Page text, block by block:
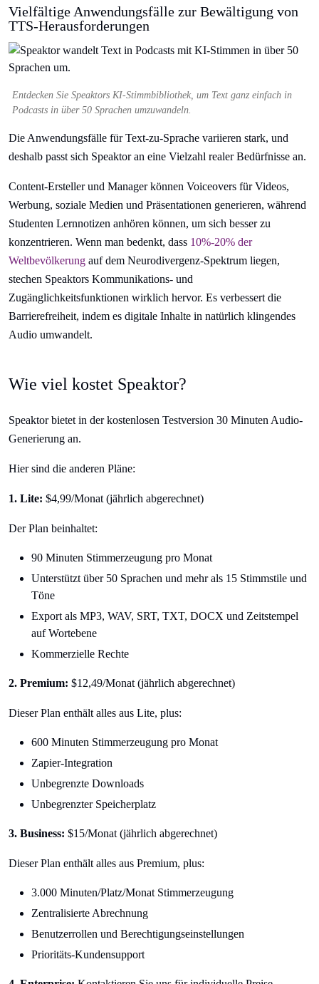
Vielfältige Anwendungsfälle zur Bewältigung von
TTS-Herausforderungen
Entdecken Sie Speaktors KI-Stimmbibliothek, um Text ganz einfach in
Podcasts in über 50 Sprachen umzuwandeln.
Die Anwendungsfälle für Text-zu-Sprache variieren stark, und
deshalb passt sich Speaktor an eine Vielzahl realer Bedürfnisse an.
Content-Ersteller und Manager können Voiceovers für Videos,
Werbung, soziale Medien und Präsentationen generieren, während
Studenten Lernnotizen anhören können, um sich besser zu
konzentrieren. Wenn man bedenkt, dass 10%-20% der
Weltbevölkerung auf dem Neurodivergenz-Spektrum liegen,
stechen Speaktors Kommunikations- und
Zugänglichkeitsfunktionen wirklich hervor. Es verbessert die
Barrierefreiheit, indem es digitale Inhalte in natürlich klingendes
Audio umwandelt.
Wie viel kostet Speaktor?
Speaktor bietet in der kostenlosen Testversion 30 Minuten Audio-
Generierung an.
Hier sind die anderen Pläne:
1. Lite: $4,99/Monat (jährlich abgerechnet)
Der Plan beinhaltet:
90 Minuten Stimmerzeugung pro Monat
Unterstützt über 50 Sprachen und mehr als 15 Stimmstile und
Töne
Export als MP3, WAV, SRT, TXT, DOCX und Zeitstempel
auf Wortebene
Kommerzielle Rechte
2. Premium: $12,49/Monat (jährlich abgerechnet)
Dieser Plan enthält alles aus Lite, plus:
600 Minuten Stimmerzeugung pro Monat
Zapier-Integration
Unbegrenzte Downloads
Unbegrenzter Speicherplatz
3. Business: $15/Monat (jährlich abgerechnet)
Dieser Plan enthält alles aus Premium, plus:
3.000 Minuten/Platz/Monat Stimmerzeugung
Zentralisierte Abrechnung
Benutzerrollen und Berechtigungseinstellungen
Prioritäts-Kundensupport